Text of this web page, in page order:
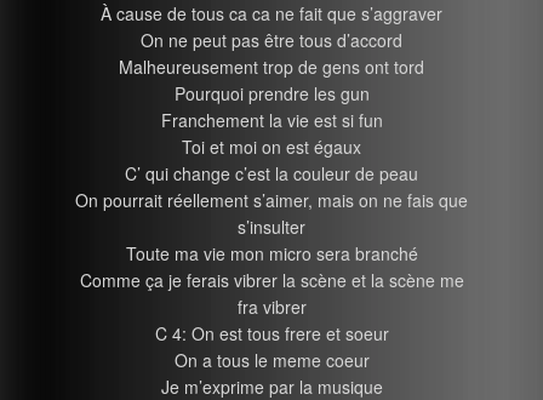
À cause de tous ca ca ne fait que s’aggraver
On ne peut pas être tous d’accord
Malheureusement trop de gens ont tord
Pourquoi prendre les gun
Franchement la vie est si fun
Toi et moi on est égaux
C’ qui change c’est la couleur de peau
On pourrait réellement s’aimer, mais on ne fais que
s’insulter
Toute ma vie mon micro sera branché
Comme ça je ferais vibrer la scène et la scène me
fra vibrer
C 4: On est tous frere et soeur
On a tous le meme coeur
Je m’exprime par la musique